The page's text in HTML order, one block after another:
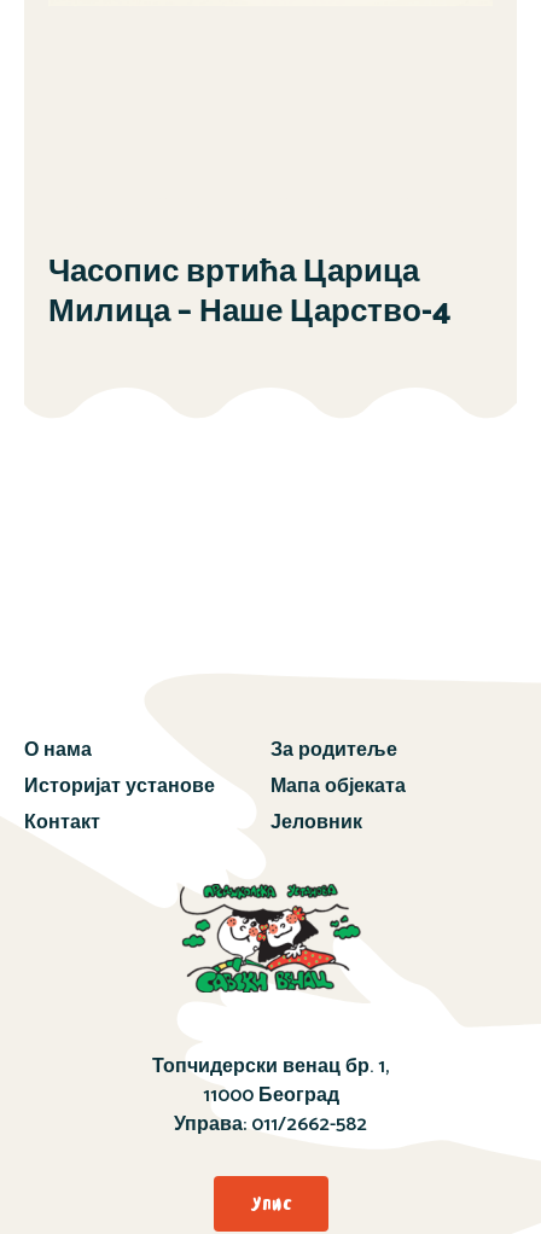
Часопис вртића Царица
Милица – Наше Царство-4
О нама
Историјат установе
Контакт
За родитеље
Мапа објеката
Јеловник
Топчидерски венац бр. 1,
11000 Београд
Управа:011/2662-582
Упис